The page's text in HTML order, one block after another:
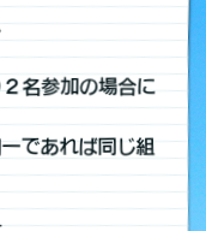
名参加の場合に
であれば同じ組